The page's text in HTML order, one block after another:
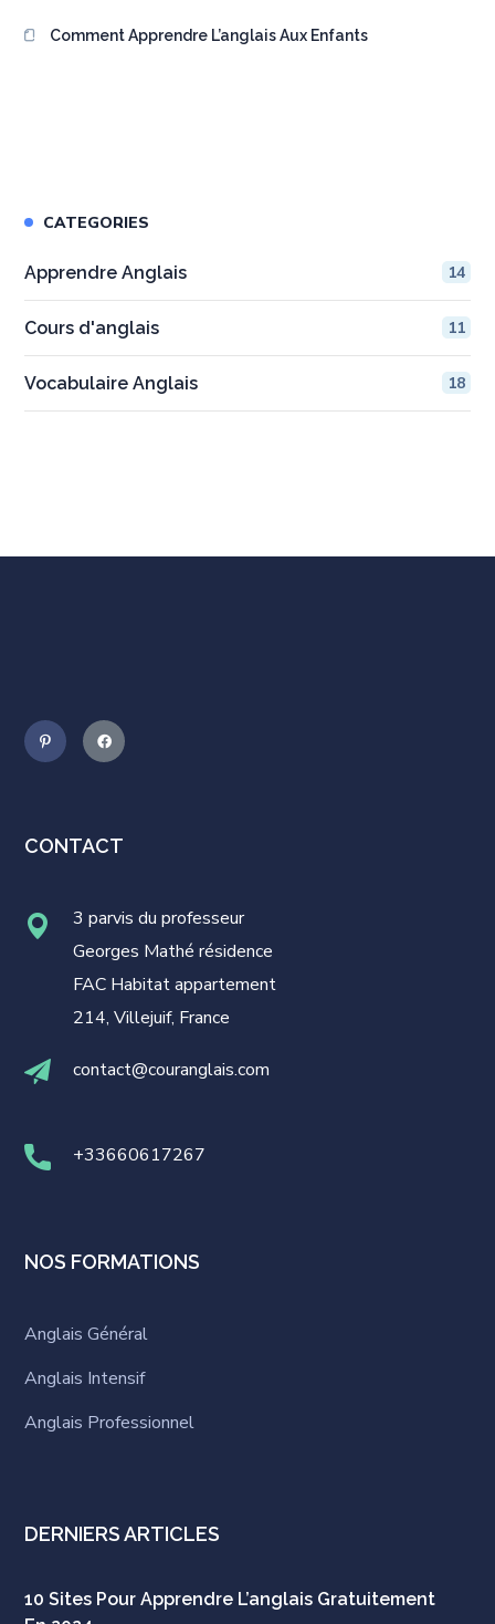
Comment Apprendre L’anglais Aux Enfants
CATEGORIES
Apprendre Anglais 14
Cours d'anglais 11
Vocabulaire Anglais 18
CONTACT
3 parvis du professeur
Georges Mathé résidence
FAC Habitat appartement
214, Villejuif, France
contact@couranglais.com
+33660617267
NOS FORMATIONS
Anglais Général
Anglais Intensif
Anglais Professionnel
DERNIERS ARTICLES
10 Sites Pour Apprendre L’anglais Gratuitement